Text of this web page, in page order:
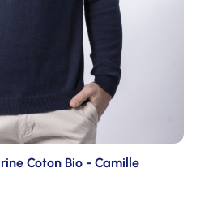
Coton Bio - Camille